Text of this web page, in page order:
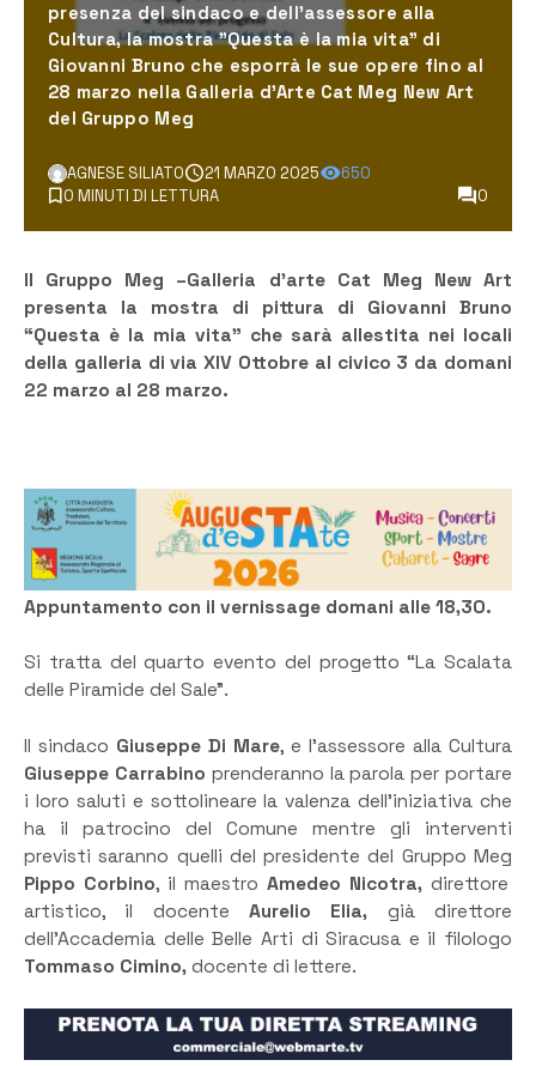
presenza del sindaco e dell'assessore alla
Cultura, la mostra "Questa è la mia vita" di
Giovanni Bruno che esporrà le sue opere fino al
28 marzo nella Galleria d'Arte Cat Meg New Art
del Gruppo Meg
AGNESE SILIATO 21 MARZO 2025
650
0 MINUTI DI LETTURA
0
Il Gruppo Meg –Galleria d’arte Cat Meg New Art
presenta la mostra di pittura di Giovanni Bruno
“Questa è la mia vita” che sarà allestita nei locali
della galleria di via XIV Ottobre al civico 3 da domani
22 marzo al 28 marzo.
Appuntamento con il vernissage domani alle 18,30.
Si tratta del quarto evento del progetto “La Scalata
delle Piramide del Sale”.
Il sindaco Giuseppe Di Mare, e l’assessore alla Cultura
Giuseppe Carrabino prenderanno la parola per portare
i loro saluti e sottolineare la valenza dell’iniziativa che
ha il patrocino del Comune mentre gli interventi
previsti saranno quelli del presidente del Gruppo Meg
Pippo Corbino, il maestro Amedeo Nicotra, direttore
artistico, il docente Aurelio Elia, già direttore
dell’Accademia delle Belle Arti di Siracusa e il filologo
Tommaso Cimino, docente di lettere.